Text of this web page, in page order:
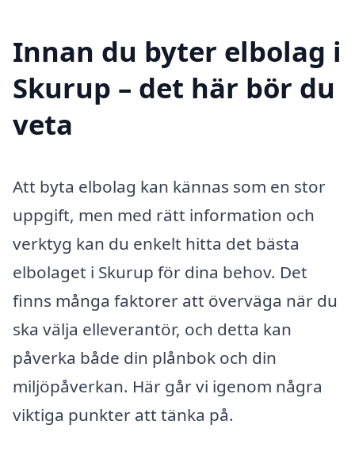
Innan du byter elbolag i
Skurup – det här bör du
veta
Att byta elbolag kan kännas som en stor
uppgift, men med rätt information och
verktyg kan du enkelt hitta det bästa
elbolaget i Skurup för dina behov. Det
finns många faktorer att överväga när du
ska välja elleverantör, och detta kan
påverka både din plånbok och din
miljöpåverkan. Här går vi igenom några
viktiga punkter att tänka på.